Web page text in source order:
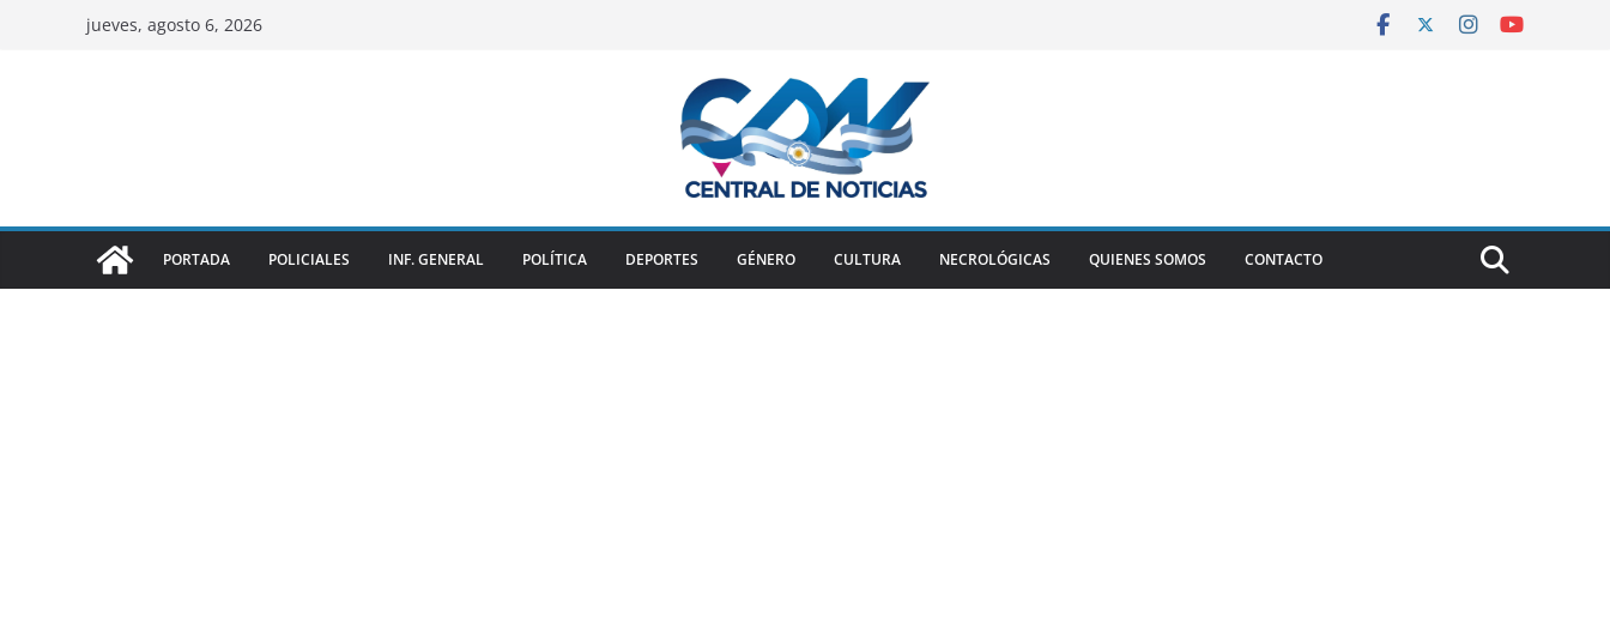
jueves, agosto 6, 2026
PORTADA POLICIALES INF. GENERAL POLÍTICA DEPORTES GÉNERO CULTURA NECROLÓGICAS QUIENES SOMOS CONTACTO